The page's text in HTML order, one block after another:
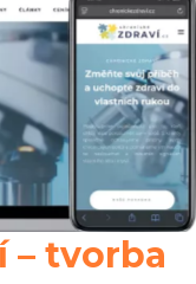
– tvorba